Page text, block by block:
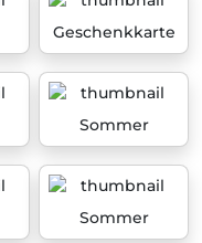
Geschenkkarte
Sommer
Sommer